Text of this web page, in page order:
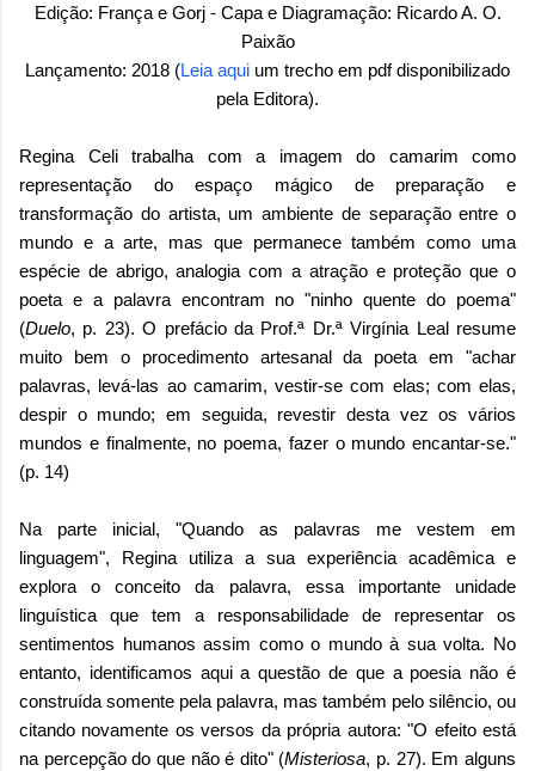
Edição: França e Gorj - Capa e Diagramação: Ricardo A. O.
Paixão
Lançamento: 2018 (Leia aqui um trecho em pdf disponibilizado
pela Editora).
Regina Celi trabalha com a imagem do camarim como
representação do espaço mágico de preparação e
transformação do artista, um ambiente de separação entre o
mundo e a arte, mas que permanece também como uma
espécie de abrigo, analogia com a atração e proteção que o
poeta e a palavra encontram no "ninho quente do poema"
(Duelo, p. 23). O prefácio da Prof.ª Dr.ª Virgínia Leal resume
muito bem o procedimento artesanal da poeta em "achar
palavras, levá-las ao camarim, vestir-se com elas; com elas,
despir o mundo; em seguida, revestir desta vez os vários
mundos e finalmente, no poema, fazer o mundo encantar-se."
(p. 14)
Na parte inicial, "Quando as palavras me vestem em
linguagem", Regina utiliza a sua experiência acadêmica e
explora o conceito da palavra, essa importante unidade
linguística que tem a responsabilidade de representar os
sentimentos humanos assim como o mundo à sua volta. No
entanto, identificamos aqui a questão de que a poesia não é
construída somente pela palavra, mas também pelo silêncio, ou
citando novamente os versos da própria autora: "O efeito está
na percepção do que não é dito" (Misteriosa, p. 27). Em alguns